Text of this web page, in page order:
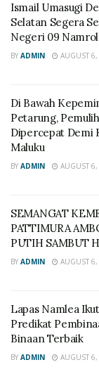
Ismail Umasugi
Selatan Segera
Negeri 09
BY ADMIN AUGUST
Di Bawah
Petarung,
Dipercepat Demi
Maluku
BY ADMIN AUGUST
SEMANGAT
PATTIMURA
PUTIH SAMBUT
BY ADMIN AUGUST
Lapas Namlea
Predikat
Binaan Terbaik
BY ADMIN AUGUST